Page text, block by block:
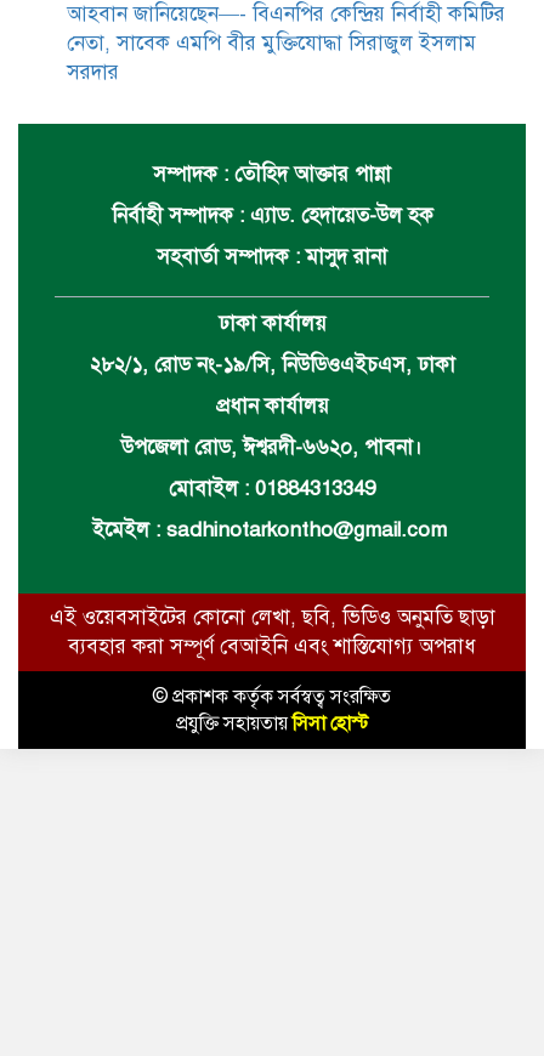
আহবান জানিয়েছেন—- বিএনপির কেন্দ্রিয় নির্বাহী কমিটির
নেতা, সাবেক এমপি বীর মুক্তিযোদ্ধা সিরাজুল ইসলাম
সরদার
সম্পাদক : তৌহিদ আক্তার পান্না
নির্বাহী সম্পাদক : এ্যাড. হেদায়েত-উল হক
সহবার্তা সম্পাদক : মাসুদ রানা
ঢাকা কার্যালয়
২৮২/১, রোড নং-১৯/সি, নিউডিওএইচএস, ঢাকা
প্রধান কার্যালয়
উপজেলা রোড, ঈশ্বরদী-৬৬২০, পাবনা।
মোবাইল : 01884313349
ইমেইল : sadhinotarkontho@gmail.com
এই ওয়েবসাইটের কোনো লেখা, ছবি, ভিডিও অনুমতি ছাড়া
ব্যবহার করা সম্পূর্ণ বেআইনি এবং শাস্তিযোগ্য অপরাধ
© প্রকাশক কর্তৃক সর্বস্বত্ব সংরক্ষিত
প্রযুক্তি সহায়তায়সিসা হোস্ট